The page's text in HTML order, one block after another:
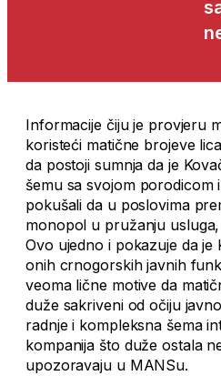
Informacije čiju je provjeru
koristeći matične brojeve
da postoji sumnja da je
šemu sa svojom porodicom
pokušali da u poslovima
monopol u pružanju
Ovo ujedno i pokazuje da je
onih crnogorskih javnih
veoma lične motive da
duže sakriveni od očiju
radnje i kompleksna šema
kompanija što duže ostala
upozoravaju u MANSu.